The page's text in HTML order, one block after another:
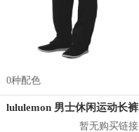
0种配色
lululemon 男士休闲运动长裤
暂无购买链接